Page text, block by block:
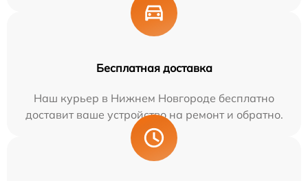
Бесплатная доставка
Наш курьер в Нижнем Новгороде бесплатно
доставит ваше устройство на ремонт и обратно.